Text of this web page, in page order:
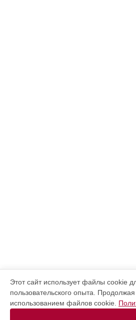
Этот сайт использует файлы cookie
пользовательского опыта.
использованием файлов cookie.